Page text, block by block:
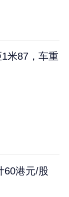
米87，车重
60港元/股